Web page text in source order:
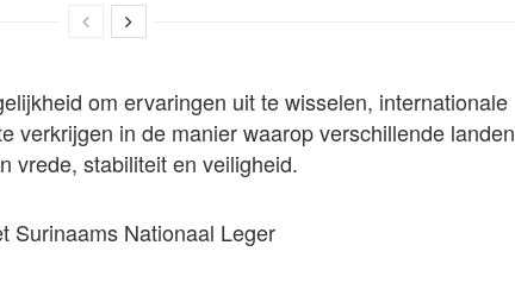
om ervaringen uit te wisselen, internationale
verkrijgen in de manier waarop verschillende landen
vrede, stabiliteit en veiligheid.
Surinaams Nationaal Leger